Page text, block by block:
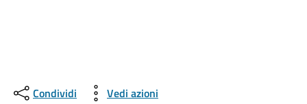
Condividi Vedi azioni